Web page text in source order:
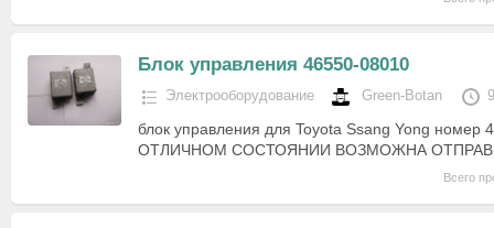
Блок управления 46550-08010
Электрооборудование Green-Botan
блок управления для Toyota Ssang Yong номер
ОТЛИЧНОМ СОСТОЯНИИ ВОЗМОЖНА
Всего